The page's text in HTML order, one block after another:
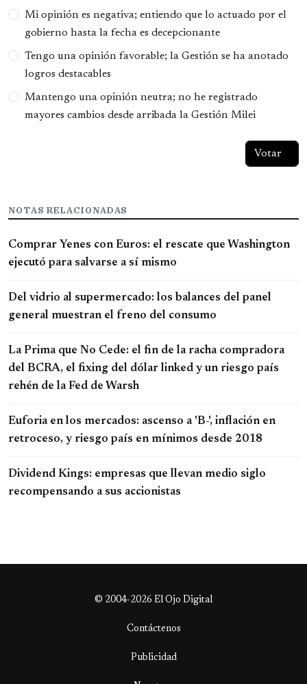
Opciones
Mi opinión es negativa; entiendo que lo actuado por el
gobierno hasta la fecha es decepcionante
Tengo una opinión favorable; la Gestión se ha anotado
logros destacables
Mantengo una opinión neutra; no he registrado
mayores cambios desde arribada la Gestión Milei
NOTAS RELACIONADAS
Comprar Yenes con Euros: el rescate que Washington
ejecutó para salvarse a sí mismo
Del vidrio al supermercado: los balances del panel
general muestran el freno del consumo
La Prima que No Cede: el fin de la racha compradora
del BCRA, el fixing del dólar linked y un riesgo país
rehén de la Fed de Warsh
Euforia en los mercados: ascenso a 'B-', inflación en
retroceso, y riesgo país en mínimos desde 2018
Dividend Kings: empresas que llevan medio siglo
recompensando a sus accionistas
© 2004-2026 El Ojo Digital
Contáctenos
Publicidad